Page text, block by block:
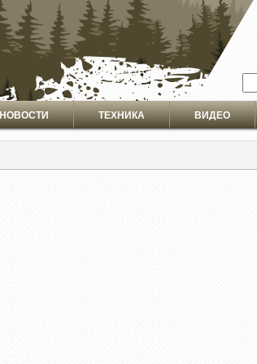
НОВОСТИ ТЕХНИКА ВИДЕО